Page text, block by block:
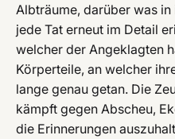
Albträume, darüber was
jede Tat erneut im Detail
welcher der Angeklagten
Körperteile, an welcher
lange genau getan. Die
kämpft gegen Abscheu,
die Erinnerungen